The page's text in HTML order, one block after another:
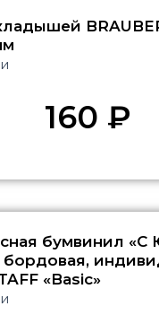
160 ₽
бумвинил
«Basic»